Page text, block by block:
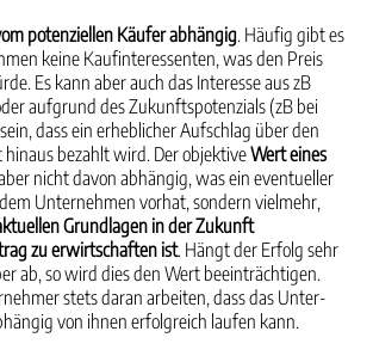
potenziellen Käufer abhängig. Häufig gibt es
keine Kaufinteressenten, was den Preis
Es kann aber auch das Interesse aus zB
aufgrund des Zukunftspotenzials (zB bei
dass ein erheblicher Aufschlag über den
bezahlt wird. Der objektiveWert eines
nicht davon abhängig, was ein eventueller
Unternehmen vorhat, sondern vielmehr,
Grundlagen in der Zukunft
zu erwirtschaften ist. Hängt der Erfolg sehr
ab, so wird dies den Wert beeinträchtigen.
stets daran arbeiten, dass das Unter­
von ihnen erfolgreich laufen kann.